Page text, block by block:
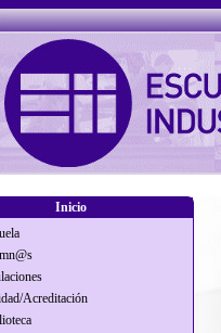
Inicio
Acreditación